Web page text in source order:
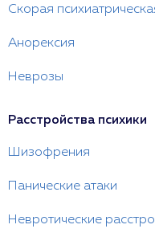
Скорая
Анорексия
Неврозы
Расстройства психики
Шизофрения
Панические атаки
Невротические